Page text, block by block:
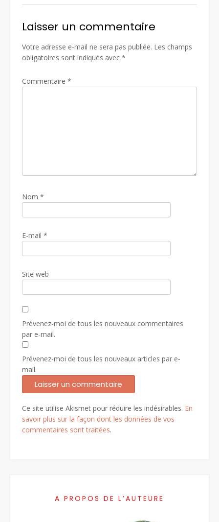
Laisser un commentaire
Votre adresse e-mail ne sera pas publiée. Les champs
obligatoires sont indiqués avec *
Commentaire *
Nom *
E-mail *
Site web
Prévenez-moi de tous les nouveaux commentaires
par e-mail.
Prévenez-moi de tous les nouveaux articles par e-
mail.
Ce site utilise Akismet pour réduire les indésirables. En
savoir plus sur la façon dont les données de vos
commentaires sont traitées.
A PROPOS DE L’AUTEURE